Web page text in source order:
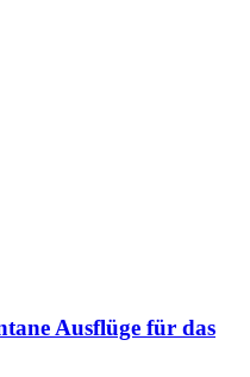
Ausflüge für das